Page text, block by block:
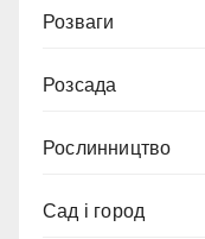
Розваги
Розсада
Рослинництво
Сад і город